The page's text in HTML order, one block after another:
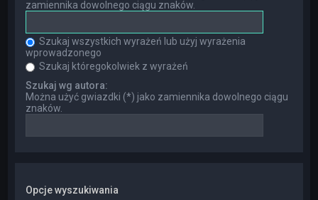
zamiennika dowolnego ciągu znaków.
Szukaj wszystkich wyrażeń lub użyj wyrażenia
wprowadzonego
Szukaj któregokolwiek z wyrażeń
Szukaj wg autora:
Można użyć gwiazdki (*) jako zamiennika dowolnego ciągu
znaków.
Opcje wyszukiwania